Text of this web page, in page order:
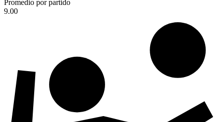
Promedio por partido
9.00